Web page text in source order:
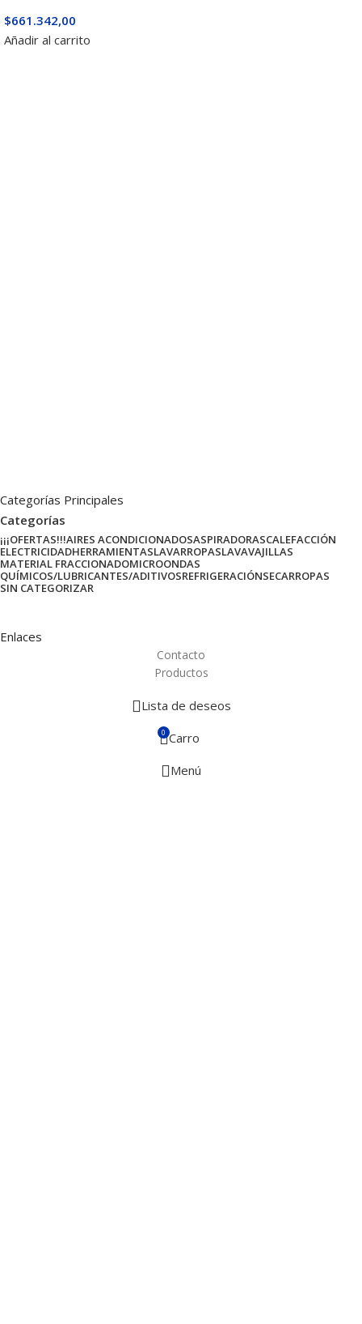
$661.342,00
Añadir al carrito
Categorías Principales
Categorías
¡¡¡OFERTAS!!!AIRES ACONDICIONADOSASPIRADORASCALEFACCIÓN
ELECTRICIDADHERRAMIENTASLAVARROPASLAVAVAJILLAS
MATERIAL FRACCIONADOMICROONDAS
QUÍMICOS/LUBRICANTES/ADITIVOSREFRIGERACIÓNSECARROPAS
SIN CATEGORIZAR
Enlaces
Contacto
Productos
Lista de deseos
0 Carro
Menú